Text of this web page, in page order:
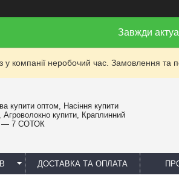
Завжди
у компанії неробочий час. Замовлення та
купити оптом, Насіння купити
Агроволокно купити, Краплинний
— 7 СОТОК
ДОСТАВКА ТА ОПЛАТА